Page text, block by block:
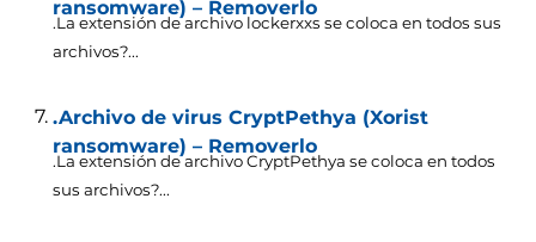
ransomware) – Removerlo
.La extensión de archivo lockerxxs se coloca en todos sus
archivos?...
.Archivo de virus CryptPethya (Xorist
ransomware) – Removerlo
.La extensión de archivo CryptPethya se coloca en todos
sus archivos?...